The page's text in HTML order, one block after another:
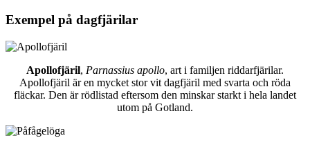
Exempel på dagfjärilar
Apollofjäril, Parnassius apollo, art i familjen riddarfjärilar.
Apollofjäril är en mycket stor vit dagfjäril med svarta och röda
fläckar. Den är rödlistad eftersom den minskar starkt i hela landet
utom på Gotland.